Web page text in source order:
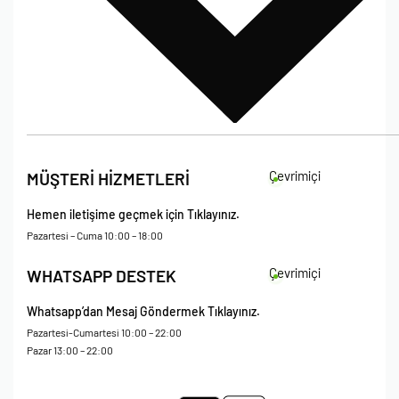
Çerez Politikası
Kişisel Verileri Koruma – Çerez ve Ticari İletişim Açık Rıza Metni
Mesafeli Satış Sözleşmesi
MÜŞTERİ HİZMETLERİ Çevrimiçi
Hemen iletişime geçmek için Tıklayınız.
Pazartesi – Cuma 10:00 – 18:00
WHATSAPP DESTEK Çevrimiçi
Whatsapp’dan Mesaj Göndermek Tıklayınız.
Pazartesi-Cumartesi 10:00 – 22:00
Pazar 13:00 – 22:00